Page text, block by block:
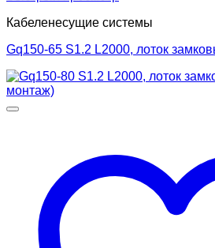
Кабеленесущие системы
Gq150-65 S1.2 L2000, лоток